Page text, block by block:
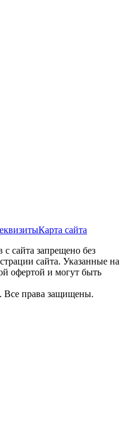
Карта сайта
сайта запрещено без
сайта. Указанные на
офертой и могут быть
права защищены.